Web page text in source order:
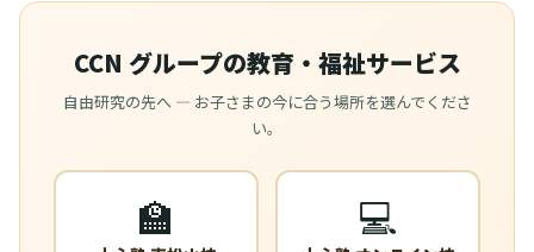
CCN グループの教育・福祉サービス
自由研究の先へ — お子さまの今に合う場所を選んでくださ
い。
🏫 💻